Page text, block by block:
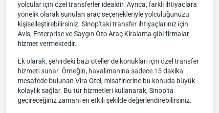
yolcular için özel transferler idealdir. Ayrıca, farklı ihtiyaçlara
yönelik olarak sunulan araç seçenekleriyle yolculuğunuzu
kişiselleştirebilirsiniz. Sinop'taki transfer ihtiyaçlarınız için
Avis, Enterprise ve Saygın Oto Araç Kiralama gibi firmalar
hizmet vermektedir.
Ek olarak, şehirdeki bazı oteller de konukları için özel transfer
hizmeti sunar. Örneğin, havalimanına sadece 15 dakika
mesafede bulunan Vira Otel, misafirlerine bu konuda büyük
kolaylık sağlar. Bu tür hizmetleri kullanarak, Sinop'ta
geçireceğiniz zamanı en etkili şekilde değerlendirebilirsiniz.